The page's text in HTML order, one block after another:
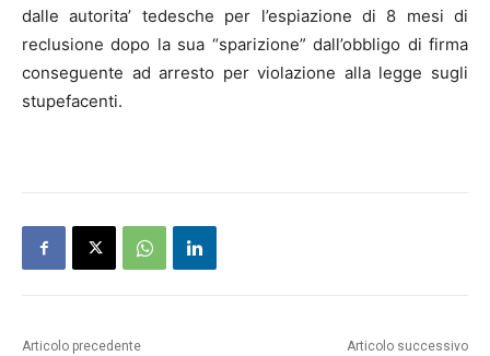
dalle autorita’ tedesche per l’espiazione di 8 mesi di
reclusione dopo la sua “sparizione” dall’obbligo di firma
conseguente ad arresto per violazione alla legge sugli
stupefacenti.
Articolo precedente Articolo successivo